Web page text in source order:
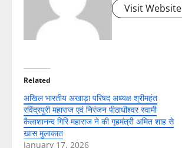
Visit Website
Related
अखिल भारतीय अखाड़ा परिषद अध्यक्ष श्रीमहंत
रविंद्रपुरी महाराज एवं निरंजन पीठाधीश्वर स्वामी
कैलाशानन्द गिरि महाराज ने की गृहमंत्री अमित शाह से
खास मुलाकात
January 17, 2026